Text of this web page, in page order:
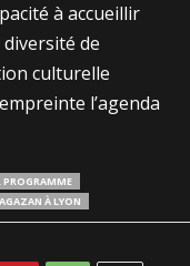
à accueillir
de
culturelle
l’agenda
PROGRAMME
À LYON